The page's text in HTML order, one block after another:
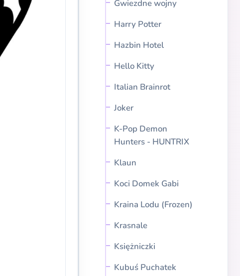
Gwiezdne wojny
Harry Potter
Hazbin Hotel
Hello Kitty
Italian Brainrot
Joker
K-Pop Demon
Hunters - HUNTRIX
Klaun
Koci Domek Gabi
Kraina Lodu (Frozen)
Krasnale
Księżniczki
Kubuś Puchatek